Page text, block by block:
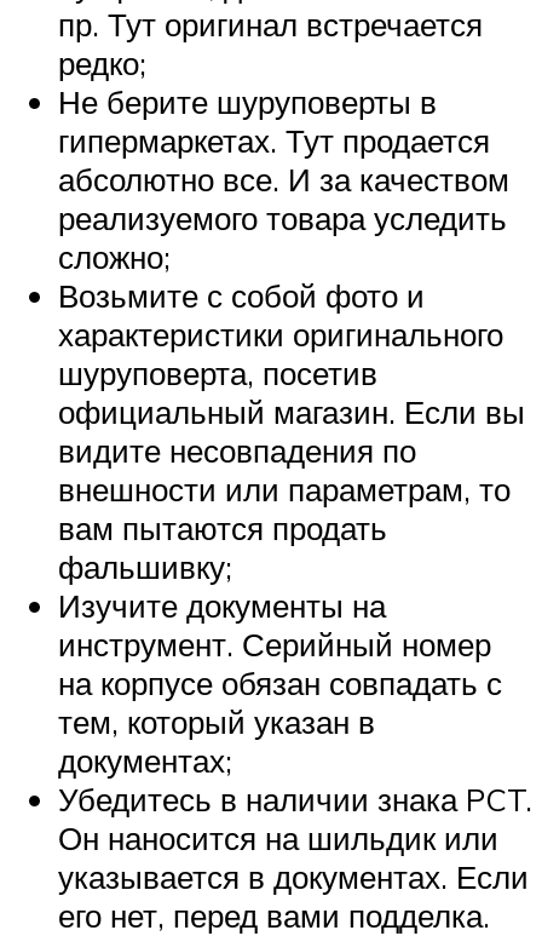
пр. Тут оригинал встречается
редко;
Не берите шуруповерты в
гипермаркетах. Тут продается
абсолютно все. И за качеством
реализуемого товара уследить
сложно;
Возьмите с собой фото и
характеристики оригинального
шуруповерта, посетив
официальный магазин. Если вы
видите несовпадения по
внешности или параметрам, то
вам пытаются продать
фальшивку;
Изучите документы на
инструмент. Серийный номер
на корпусе обязан совпадать с
тем, который указан в
документах;
Убедитесь в наличии знака PCT.
Он наносится на шильдик или
указывается в документах. Если
его нет, перед вами подделка.